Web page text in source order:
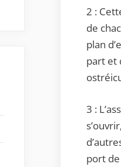
2 :
de
plan
part et
3 :
port